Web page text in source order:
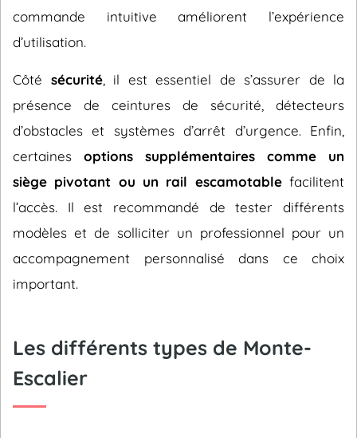
commande intuitive améliorent l’expérience
d’utilisation.
Côté sécurité, il est essentiel de s’assurer de la
présence de ceintures de sécurité, détecteurs
d’obstacles et systèmes d’arrêt d’urgence. Enfin,
certaines options supplémentaires comme un
siège pivotant ou un rail escamotablefacilitent
l’accès. Il est recommandé de tester différents
modèles et de solliciter un professionnel pour un
accompagnement personnalisé dans ce choix
important.
Les différents types de Monte-
Escalier